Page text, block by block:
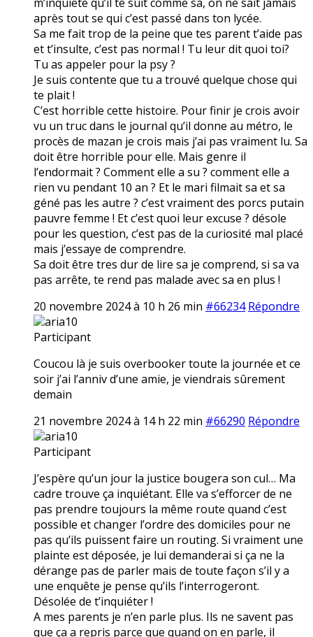
après tout se qui c’est passé dans ton lycée.
Sa me fait trop de la peine que tes parent t’aide pas
et t’insulte, c’est pas normal ! Tu leur dit quoi toi?
Tu as appeler pour la psy ?
Je suis contente que tu a trouvé quelque chose qui
te plait !
C’est horrible cette histoire. Pour finir je crois avoir
vu un truc dans le journal qu’il donne au métro, le
procès de mazan je crois mais j’ai pas vraiment lu. Sa
doit être horrible pour elle. Mais genre il
l’endormait ? Comment elle a su ? comment elle a
rien vu pendant 10 an ? Et le mari filmait sa et sa
géné pas les autre ? c’est vraiment des porcs putain
pauvre femme ! Et c’est quoi leur excuse ? désole
pour les question, c’est pas de la curiosité mal placé
mais j’essaye de comprendre.
Sa doit être tres dur de lire sa je comprend, si sa va
pas arrête, te rend pas malade avec sa en plus !
20 novembre 2024 à 10 h 26 min #66234 Répondre
aria10
Participant
Coucou là je suis overbooker toute la journée et ce
soir j’ai l’anniv d’une amie, je viendrais sûrement
demain
21 novembre 2024 à 14 h 22 min #66290 Répondre
aria10
Participant
J’espère qu’un jour la justice bougera son cul… Ma
cadre trouve ça inquiétant. Elle va s’efforcer de ne
pas prendre toujours la même route quand c’est
possible et changer l’ordre des domiciles pour ne
pas qu’ils puissent faire un routing. Si vraiment une
plainte est déposée, je lui demanderai si ça ne la
dérange pas de parler mais de toute façon s’il y a
une enquête je pense qu’ils l’interrogeront.
Désolée de t’inquiéter !
A mes parents je n’en parle plus. Ils ne savent pas
que ça a repris parce que quand on en parle, il